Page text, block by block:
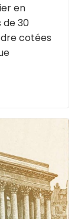
en
de 30
cotées